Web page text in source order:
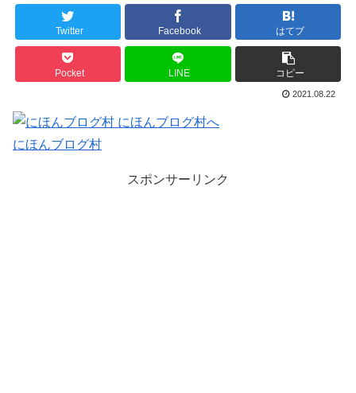
Twitter Facebook はてブ
Pocket LINE コピー
2021.08.22
にほんブログ村
スポンサーリンク